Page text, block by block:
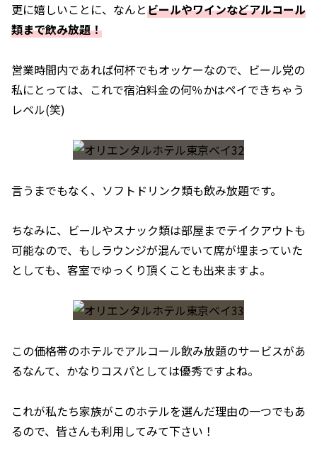
更に嬉しいことに、なんとビールやワインなどアルコール
類まで飲み放題！
営業時間内であれば何杯でもオッケーなので、ビール党の
私にとっては、これで宿泊料金の何％かはペイできちゃう
レベル(笑)
言うまでもなく、ソフトドリンク類も飲み放題です。
ちなみに、ビールやスナック類は部屋までテイクアウトも
可能なので、もしラウンジが混んでいて席が埋まっていた
としても、客室でゆっくり頂くことも出来ますよ。
この価格帯のホテルでアルコール飲み放題のサービスがあ
るなんて、かなりコスパとしては優秀ですよね。
これが私たち家族がこのホテルを選んだ理由の一つでもあ
るので、皆さんも利用してみて下さい！